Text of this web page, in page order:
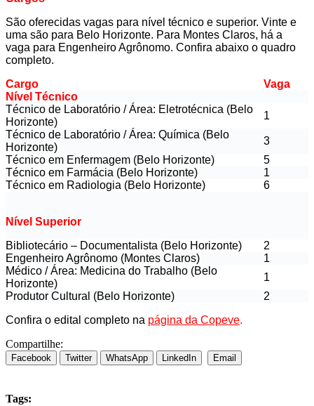
São oferecidas vagas para nível técnico e superior. Vinte e
uma são para Belo Horizonte. Para Montes Claros, há a
vaga para Engenheiro Agrônomo. Confira abaixo o quadro
completo.
Cargo
Vaga
Nível Técnico
Técnico de Laboratório / Área: Eletrotécnica (Belo
Horizonte)
1
Técnico de Laboratório / Área: Química (Belo
Horizonte)
3
Técnico em Enfermagem (Belo Horizonte)
5
Técnico em Farmácia (Belo Horizonte)
1
Técnico em Radiologia (Belo Horizonte)
6
Nível Superior
Bibliotecário – Documentalista (Belo Horizonte)
2
Engenheiro Agrônomo (Montes Claros)
1
Médico / Área: Medicina do Trabalho (Belo
Horizonte)
1
Produtor Cultural (Belo Horizonte)
2
Confira o edital completo na página da Copeve.
Compartilhe:
Facebook Twitter WhatsApp LinkedIn Email
Tags: